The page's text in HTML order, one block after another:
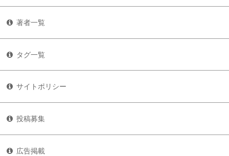
著者一覧
タグ一覧
サイトポリシー
投稿募集
広告掲載